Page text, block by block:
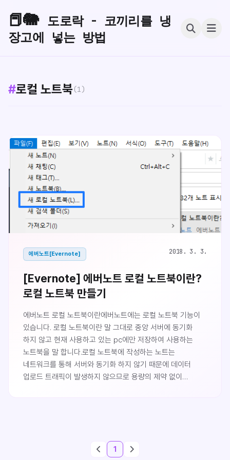
📕🐘 도로락 - 코끼리를 냉
장고에 넣는 방법
#로컬 노트북 (1)
에버노트[Evernote] 2018. 3. 3.
[Evernote] 에버노트 로컬 노트북이란?
로컬 노트북 만들기
에버노트 로컬 노트북이란에버노트에는 로컬 노트북 기능이
있습니다. 로컬 노트북이란 말 그대로 중앙 서버에 동기화
하지 않고 현재 사용하고 있는 pc에만 저장하여 사용하는
노트북을 말 합니다.로컬 노트북에 작성하는 노트는
네트워크를 통해 서버와 동기화 하지 않기 때문에 데이터
업로드 트래픽이 발생하지 않으므로 용량의 제약 없이
동기화하여 사용할 수도 있으니 너무 고민할 필요는 없습니다.
1